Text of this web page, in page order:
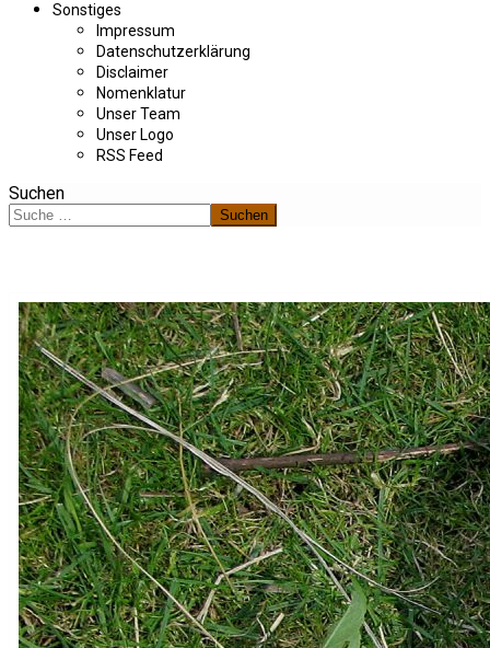
Sonstiges
Impressum
Datenschutzerklärung
Disclaimer
Nomenklatur
Unser Team
Unser Logo
RSS Feed
Suchen
Suchen